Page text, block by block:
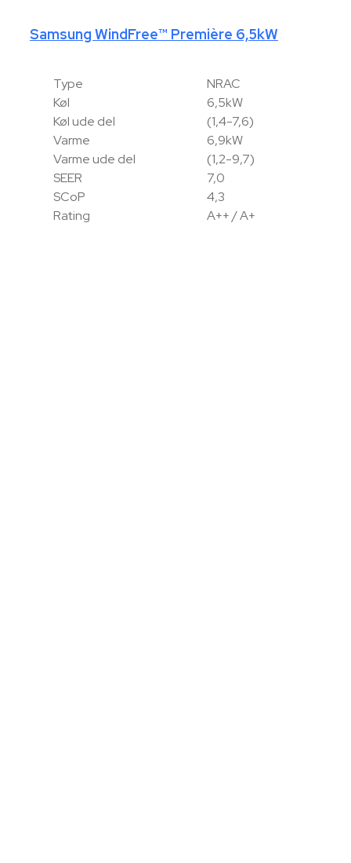
Samsung WindFree™ Première 6,5kW
Type
NRAC
Køl
6,5kW
Køl ude del
(1,4-7,6)
Varme
6,9kW
Varme ude del
(1,2-9,7)
SEER
7,0
SCoP
4,3
Rating
A++ / A+